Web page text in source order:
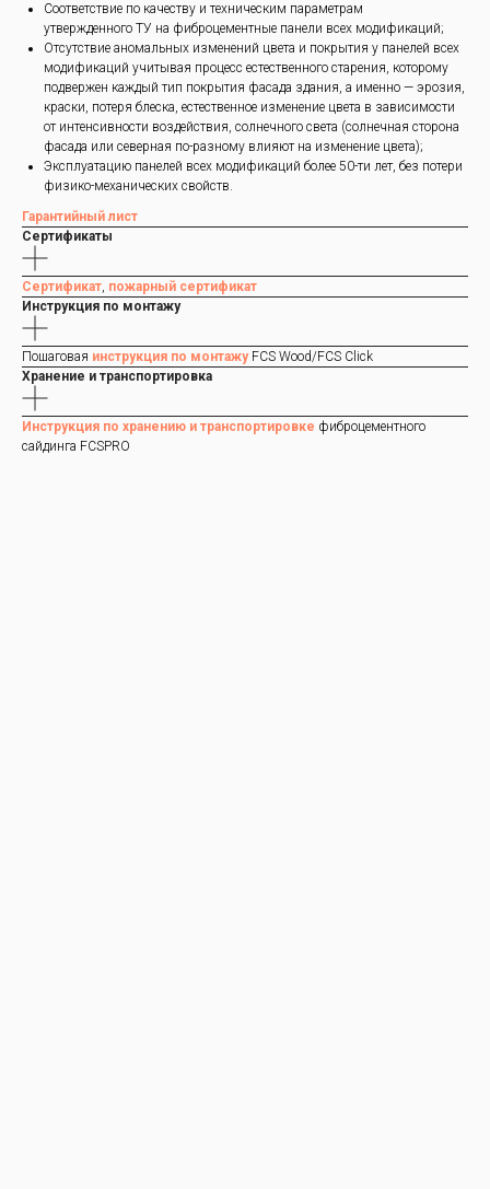
Соответствие по качеству и техническим параметрам
утвержденного ТУ на фиброцементные панели всех модификаций;
Отсутствие аномальных изменений цвета и покрытия у панелей всех
модификаций учитывая процесс естественного старения, которому
подвержен каждый тип покрытия фасада здания, а именно — эрозия,
краски, потеря блеска, естественное изменение цвета в зависимости
от интенсивности воздействия, солнечного света (солнечная сторона
фасада или северная по-разному влияют на изменение цвета);
Эксплуатацию панелей всех модификаций более 50-ти лет, без потери
физико-механических свойств.
Гарантийный лист
Сертификаты
Сертификат, пожарный сертификат
Инструкция по монтажу
Пошаговая инструкция по монтажуFCS Wood/FCS Click
Хранение и транспортировка
Инструкция по хранению и транспортировке фиброцементного
сайдинга FCSPRO